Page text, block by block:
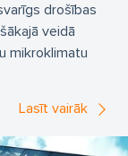
dzesētāji
un REF
iekārtas
mitrināšana
drošības
veidā
mikroklimatu
Lasīt vairāk